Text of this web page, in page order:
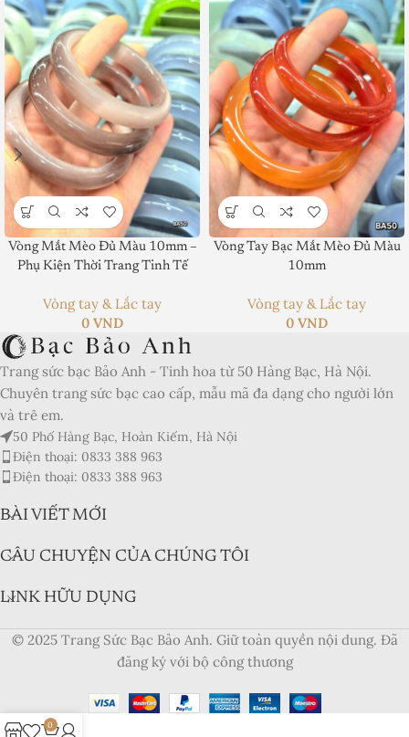
Product SKU:
Product Currency:
Price Valid Until:
Product In-Stock:
Xếp hạng của biên tập viên:
5
Vòng Mắt Mèo Đủ Màu 10mm –
Phụ Kiện Thời Trang Tinh Tế
Vòng tay & Lắc tay
0 VND
Vòng Tay Bạc Mắt Mèo Đủ Màu
10mm
Vòng tay & Lắc tay
0 VND
Trang sức bạc Bảo Anh - Tinh hoa từ 50 Hàng Bạc, Hà Nội.
Chuyên trang sức bạc cao cấp, mẫu mã đa dạng cho người lớn
và trẻ em.
50 Phố Hàng Bạc, Hoàn Kiếm, Hà Nội
Điện thoại: 0833 388 963
Điện thoại: 0833 388 963
BÀI VIẾT MỚI
CÂU CHUYỆN CỦA CHÚNG TÔI
LINK HỮU DỤNG
© 2025 Trang Sức Bạc Bảo Anh. Giữ toàn quyền nội dung. Đã
đăng ký với bộ công thương
0